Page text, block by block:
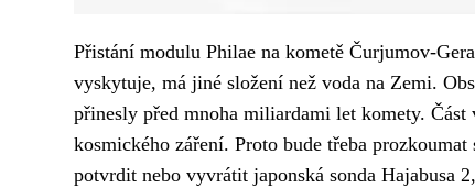
Přistání modulu Philae na kometě Čurjumov-
vyskytuje, má jiné složení než voda na Zemi.
přinesly před mnoha miliardami let komety.
kosmického záření. Proto bude třeba
potvrdit nebo vyvrátit japonská sonda Hajabusa